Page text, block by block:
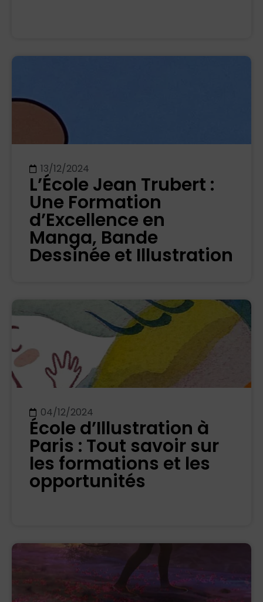
13/12/2024
L’École Jean Trubert :
Une Formation
d’Excellence en
Manga, Bande
Dessinée et Illustration
04/12/2024
École d’Illustration à
Paris : Tout savoir sur
les formations et les
opportunités